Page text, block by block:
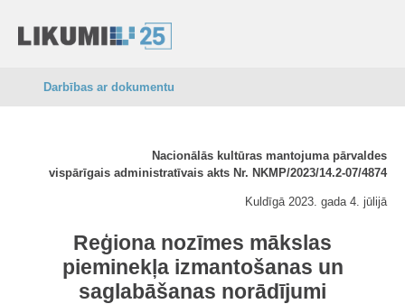
Darbības ar dokumentu
Nacionālās kultūras mantojuma pārvaldes
vispārīgais administratīvais akts Nr. NKMP/2023/14.2-07/4874
Kuldīgā 2023. gada 4. jūlijā
Reģiona nozīmes mākslas
pieminekļa izmantošanas un
saglabāšanas norādījumi